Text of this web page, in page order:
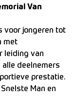
Van
voor jongeren tot
met
leiding van
alle deelnemers
prestatie.
Man en